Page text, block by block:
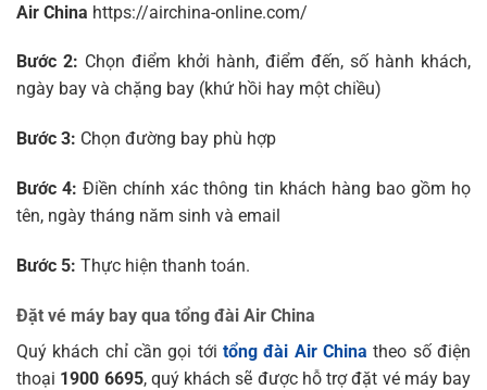
Air China https://airchina-online.com/
Bước 2: Chọn điểm khởi hành, điểm đến, số hành khách,
ngày bay và chặng bay (khứ hồi hay một chiều)
Bước 3: Chọn đường bay phù hợp
Bước 4: Điền chính xác thông tin khách hàng bao gồm họ
tên, ngày tháng năm sinh và email
Bước 5: Thực hiện thanh toán.
Đặt vé máy bay qua tổng đài Air China
Quý khách chỉ cần gọi tới tổng đài Air China theo số điện
thoại 1900 6695, quý khách sẽ được hỗ trợ đặt vé máy bay